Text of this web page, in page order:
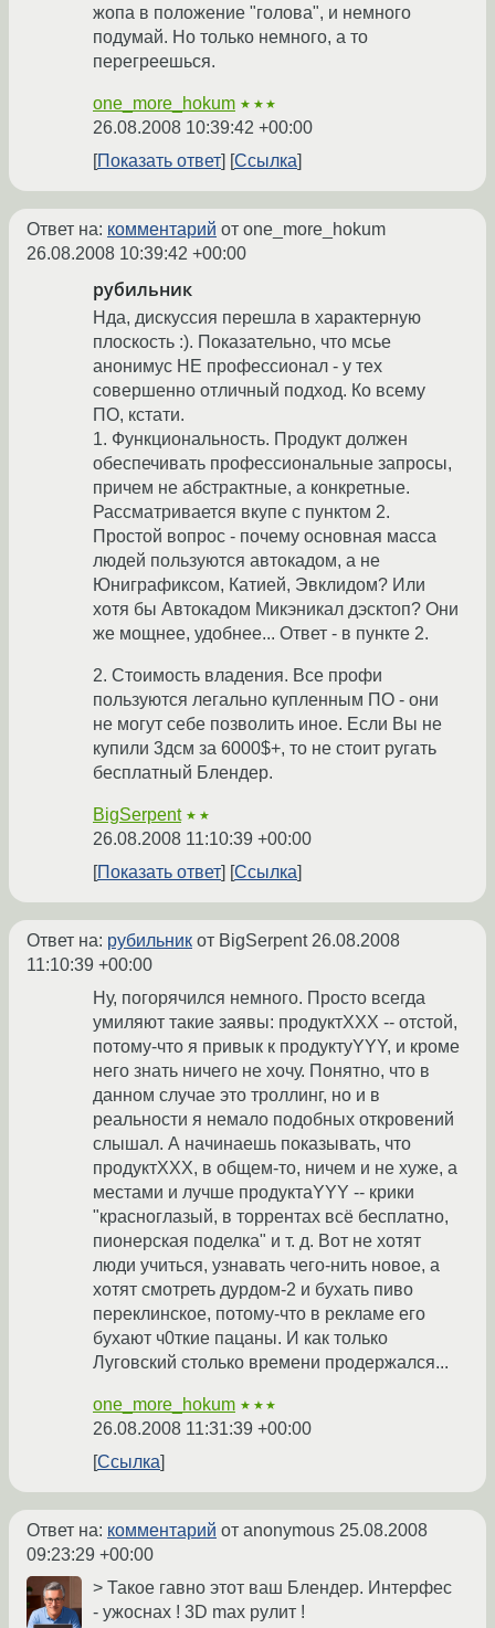
жопа в положение "голова", и немного
подумай. Но только немного, а то
перегреешься.
one_more_hokum ★★★
26.08.2008 10:39:42 +00:00
Показать ответ
Ссылка
Ответ на: комментарий от one_more_hokum
26.08.2008 10:39:42 +00:00
рубильник
Нда, дискуссия перешла в характерную
плоскость :). Показательно, что мсье
анонимус НЕ профессионал - у тех
совершенно отличный подход. Ко всему
ПО, кстати.
1. Функциональность. Продукт должен
обеспечивать профессиональные запросы,
причем не абстрактные, а конкретные.
Рассматривается вкупе с пунктом 2.
Простой вопрос - почему основная масса
людей пользуются автокадом, а не
Юниграфиксом, Катией, Эвклидом? Или
хотя бы Автокадом Микэникал дэсктоп? Они
же мощнее, удобнее... Ответ - в пункте 2.
2. Стоимость владения. Все профи
пользуются легально купленным ПО - они
не могут себе позволить иное. Если Вы не
купили 3дсм за 6000$+, то не стоит ругать
бесплатный Блендер.
BigSerpent ★★
26.08.2008 11:10:39 +00:00
Показать ответ
Ссылка
Ответ на: рубильник от BigSerpent 26.08.2008
11:10:39 +00:00
Ну, погорячился немного. Просто всегда
умиляют такие заявы: продуктXXX -- отстой,
потому-что я привык к продуктуYYY, и кроме
него знать ничего не хочу. Понятно, что в
данном случае это троллинг, но и в
реальности я немало подобных откровений
слышал. А начинаешь показывать, что
продуктXXX, в общем-то, ничем и не хуже, а
местами и лучше продуктаYYY -- крики
"красноглазый, в торрентах всё бесплатно,
пионерская поделка" и т. д. Вот не хотят
люди учиться, узнавать чего-нить новое, а
хотят смотреть дурдом-2 и бухать пиво
переклинское, потому-что в рекламе его
бухают ч0ткие пацаны. И как только
Луговский столько времени продержался...
one_more_hokum ★★★
26.08.2008 11:31:39 +00:00
Ссылка
Ответ на: комментарий от anonymous 25.08.2008
09:23:29 +00:00
> Такое гавно этот ваш Блендер. Интерфес
- ужоснах ! 3D max рулит !